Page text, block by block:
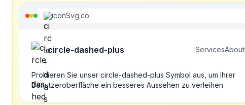
iconSvg.co
circle-dashed-plus ServicesAbout
Probieren Sie unser circle-dashed-plus Symbol aus, um Ihrer
Benutzeroberfläche ein besseres Aussehen zu verleihen